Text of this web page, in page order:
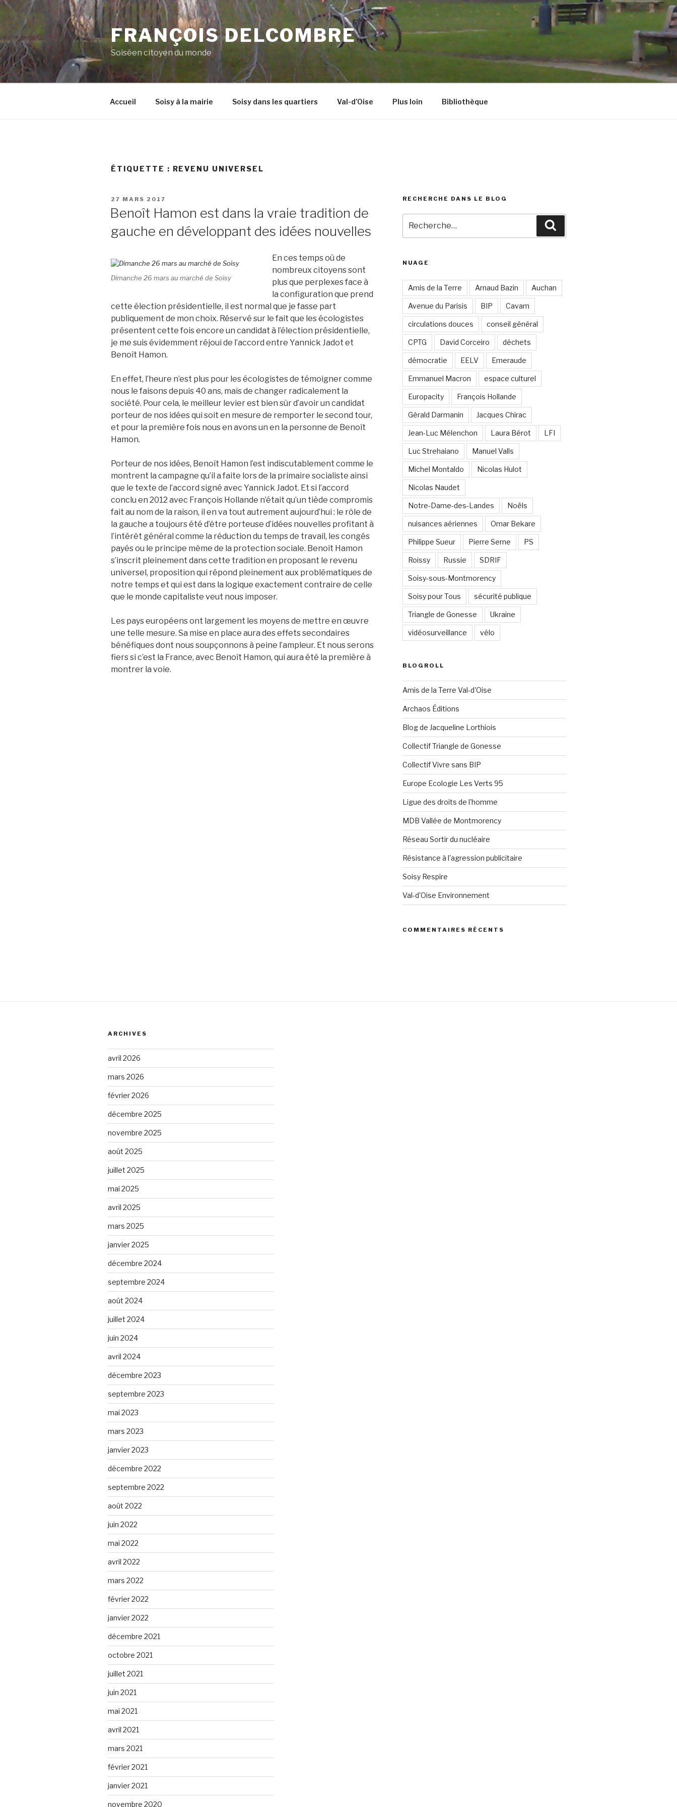
Aller
contenu
principal
FRANÇOIS DELCOMBRE
Soiséen citoyen du monde
Accueil Soisy à la mairie Soisy dans les quartiers Val-d’Oise Plus loin Bibliothèque
ÉTIQUETTE : REVENU UNIVERSEL
PUBLIÉ
LE
27 MARS 2017
Benoît Hamon est dans la vraie tradition de
gauche en développant des idées nouvelles
Dimanche 26 mars au marché de Soisy
En ces temps où de
nombreux citoyens sont
plus que perplexes face à
la configuration que prend
cette élection présidentielle, il est normal que je fasse part
publiquement de mon choix. Réservé sur le fait que les écologistes
présentent cette fois encore un candidat à l’élection présidentielle,
je me suis évidemment réjoui de l’accord entre Yannick Jadot et
Benoît Hamon.
En effet, l’heure n’est plus pour les écologistes de témoigner comme
nous le faisons depuis 40 ans, mais de changer radicalement la
société. Pour cela, le meilleur levier est bien sûr d’avoir un candidat
porteur de nos idées qui soit en mesure de remporter le second tour,
et pour la première fois nous en avons un en la personne de Benoît
Hamon.
Porteur de nos idées, Benoît Hamon l’est indiscutablement comme le
montrent la campagne qu’il a faite lors de la primaire socialiste ainsi
que le texte de l’accord signé avec Yannick Jadot. Et si l’accord
conclu en 2012 avec François Hollande n’était qu’un tiède compromis
fait au nom de la raison, il en va tout autrement aujourd’hui : le rôle de
la gauche a toujours été d’être porteuse d’idées nouvelles profitant à
l’intérêt général comme la réduction du temps de travail, les congés
payés ou le principe même de la protection sociale. Benoît Hamon
s’inscrit pleinement dans cette tradition en proposant le revenu
universel, proposition qui répond pleinement aux problématiques de
notre temps et qui est dans la logique exactement contraire de celle
que le monde capitaliste veut nous imposer.
Les pays européens ont largement les moyens de mettre en œuvre
une telle mesure. Sa mise en place aura des effets secondaires
bénéfiques dont nous soupçonnons à peine l’ampleur. Et nous serons
fiers si c’est la France, avec Benoît Hamon, qui aura été la première à
montrer la voie.
RECHERCHE DANS LE BLOG
pour
NUAGE
Amis de la Terre Arnaud Bazin Auchan
Avenue du Parisis BIP Cavam
circulations douces conseil général
CPTG David Corceiro déchets
démocratie EELV Emeraude
Emmanuel Macron espace culturel
Europacity François Hollande
Gérald Darmanin Jacques Chirac
Jean-Luc Mélenchon Laura Bérot LFI
Luc Strehaiano Manuel Valls
Michel Montaldo Nicolas Hulot
Nicolas Naudet
Notre-Dame-des-Landes Noëls
nuisances aériennes Omar Bekare
Philippe Sueur Pierre Serne PS
Roissy Russie SDRIF
Soisy-sous-Montmorency
Soisy pour Tous sécurité publique
Triangle de Gonesse Ukraine
vidéosurveillance vélo
BLOGROLL
Amis de la Terre Val-d'Oise
Archaos Éditions
Blog de Jacqueline Lorthiois
Collectif Triangle de Gonesse
Collectif Vivre sans BIP
Europe Ecologie Les Verts 95
Ligue des droits de l'homme
MDB Vallée de Montmorency
Réseau Sortir du nucléaire
Résistance à l'agression publicitaire
Soisy Respire
Val-d'Oise Environnement
COMMENTAIRES RÉCENTS
ARCHIVES
avril 2026
mars 2026
février 2026
décembre 2025
novembre 2025
août 2025
juillet 2025
mai 2025
avril 2025
mars 2025
janvier 2025
décembre 2024
septembre 2024
août 2024
juillet 2024
juin 2024
avril 2024
décembre 2023
septembre 2023
mai 2023
mars 2023
janvier 2023
décembre 2022
septembre 2022
août 2022
juin 2022
mai 2022
avril 2022
mars 2022
février 2022
janvier 2022
décembre 2021
octobre 2021
juillet 2021
juin 2021
mai 2021
avril 2021
mars 2021
février 2021
janvier 2021
novembre 2020